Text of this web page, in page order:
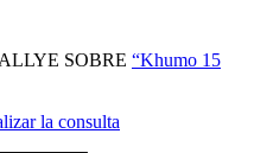
SOBRE “Khumo 15
la consulta